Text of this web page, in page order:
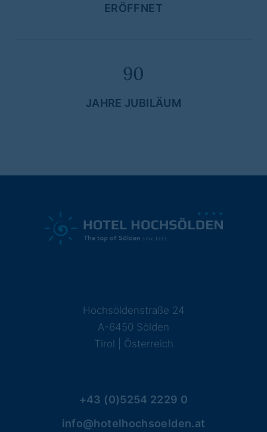
ERÖFFNET
90
JAHRE JUBILÄUM
Hochsöldenstraße 24
A-6450 Sölden
Tirol | Österreich
+43 (0)5254 2229 0
info@hotelhochsoelden.at